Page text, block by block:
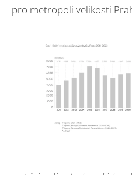
pro metropoli velikosti